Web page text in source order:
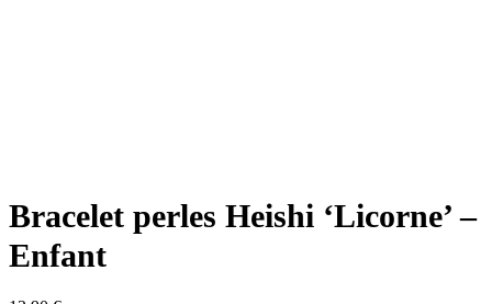
Bracelet perles Heishi ‘Licorne’ –
Enfant